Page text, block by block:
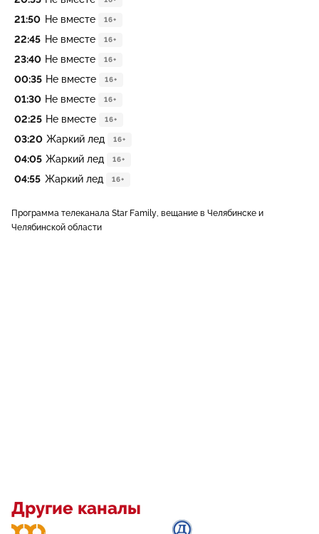
21:50 Не вместе 16+
22:45 Не вместе 16+
23:40 Не вместе 16+
00:35 Не вместе 16+
01:30 Не вместе 16+
02:25 Не вместе 16+
03:20 Жаркий лед 16+
04:05 Жаркий лед 16+
04:55 Жаркий лед 16+
Программа телеканала Star Family, вещание в Челябинске и
Челябинской области
Другие каналы